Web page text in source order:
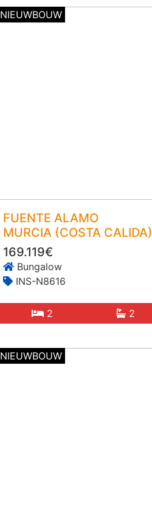
NIEUWBOUW
FUENTE ALAMO
MURCIA (COSTA CALIDA)
169.119€
Bungalow
INS-N8616
2 2
NIEUWBOUW